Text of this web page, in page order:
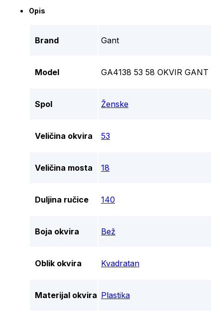
Opis
Brand Gant
Model GA4138 53 58 OKVIR GANT
Spol Ženske
Veličina okvira 53
Veličina mosta 18
Duljina ručice 140
Boja okvira Bež
Oblik okvira Kvadratan
Materijal okvira Plastika